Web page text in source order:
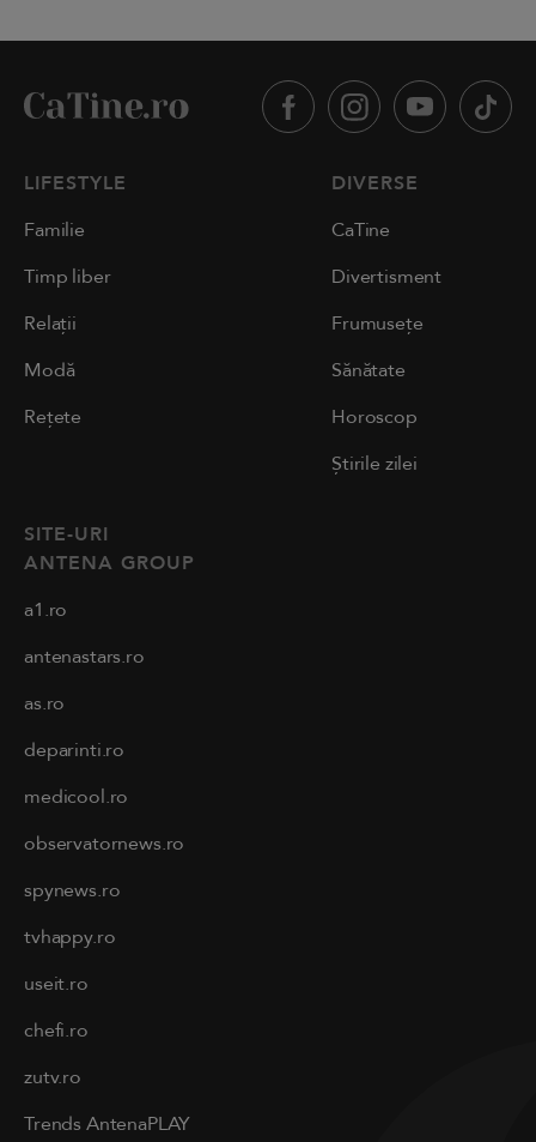
LIFESTYLE
Familie
Timp liber
Relații
Modă
Rețete
DIVERSE
CaTine
Divertisment
Frumusețe
Sănătate
Horoscop
Știrile zilei
SITE-URI
ANTENA GROUP
a1.ro
antenastars.ro
as.ro
deparinti.ro
medicool.ro
observatornews.ro
spynews.ro
tvhappy.ro
useit.ro
chefi.ro
zutv.ro
Trends AntenaPLAY